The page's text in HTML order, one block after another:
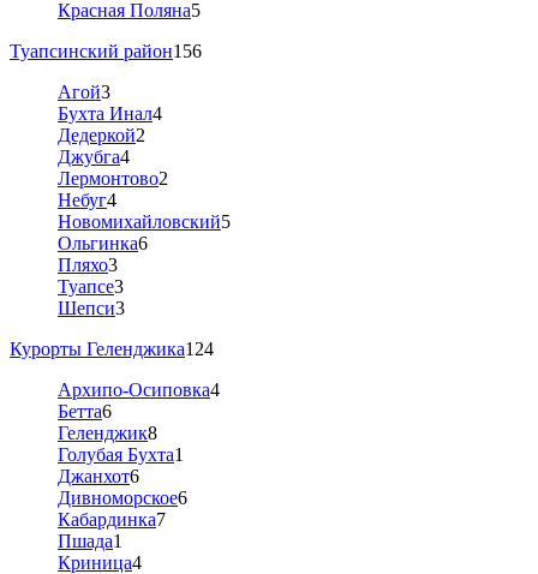
Красная Поляна5
Туапсинский район156
Агой3
Бухта Инал4
Дедеркой2
Джубга4
Лермонтово2
Небуг4
Новомихайловский5
Ольгинка6
Пляхо3
Туапсе3
Шепси3
Курорты Геленджика124
Архипо-Осиповка4
Бетта6
Геленджик8
Голубая Бухта1
Джанхот6
Дивноморское6
Кабардинка7
Пшада1
Криница4